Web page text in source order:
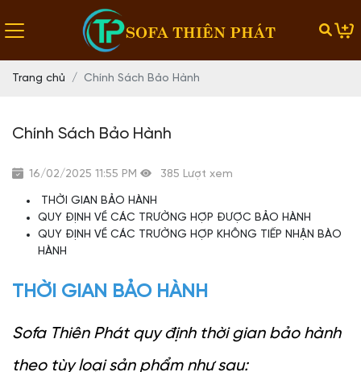
SOFA THIÊN PHÁT
Trang chủ Chính Sách Bảo Hành
Chính Sách Bảo Hành
16/02/2025 11:55 PM 385 Lượt xem
THỜI GIAN BẢO HÀNH
QUY ĐỊNH VỀ CÁC TRƯỜNG HỢP ĐƯỢC BẢO HÀNH
QUY ĐỊNH VỀ CÁC TRƯỜNG HỢP KHÔNG TIẾP NHẬN BÀO
HÀNH
THỜI GIAN BẢO HÀNH
Sofa Thiên Phát quy định thời gian bảo hành
theo tùy loại sản phẩm như sau: